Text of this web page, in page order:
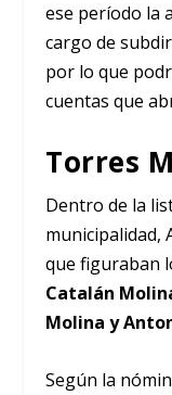
ese período la
cargo de
por lo que
cuentas que
Torres
Dentro de la
municipalidad,
que figuraban
Catalán
Molina y
Según la